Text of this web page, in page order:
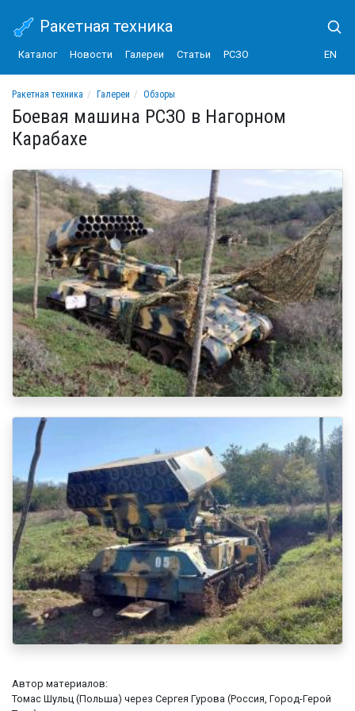
Ракетная техника
Каталог Новости Галереи Статьи РСЗО EN
Ракетная техника Галереи
Обзоры
Боевая машина РСЗО в Нагорном Карабахе
Боевая машина РСЗО в Нагорном
Карабахе
Автор материалов:
Томас Шульц (Польша) через Сергея Гурова (Россия, Город-Герой